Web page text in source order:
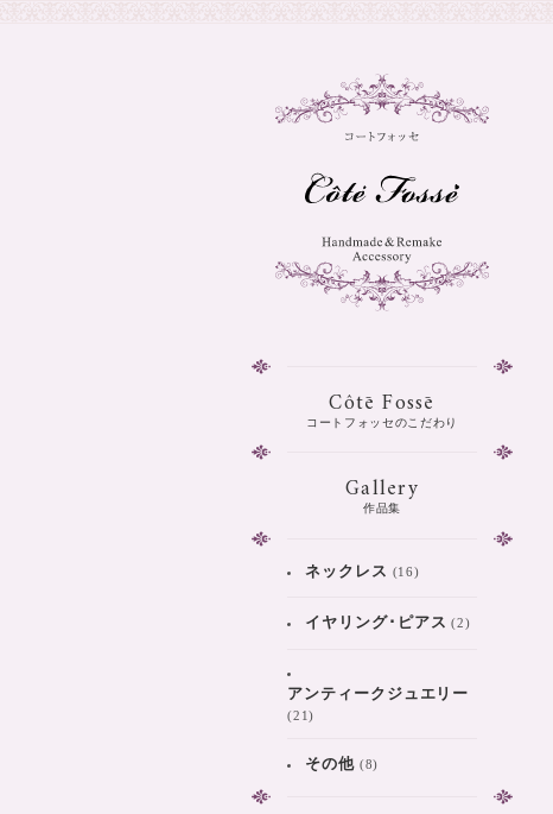
Côtē Fossē
コートフォッセのこだわり
Gallery
作品集
ネックレス (16)
イヤリング･ピアス (2)
アンティークジュエリー
(21)
その他 (8)